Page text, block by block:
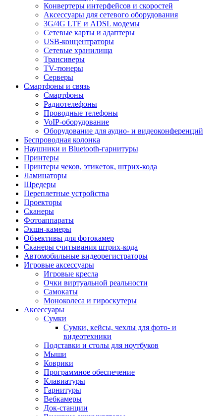
Конвертеры интерфейсов и скоростей
Аксессуары для сетевого оборудования
3G/4G LTE и ADSL модемы
Сетевые карты и адаптеры
USB-концентраторы
Сетевые хранилища
Трансиверы
TV-тюнеры
Серверы
Смартфоны и связь
Смартфоны
Радиотелефоны
Проводные телефоны
VoIP-оборудование
Оборудование для аудио- и видеоконференций
Беспроводная колонка
Наушники и Bluetooth-гарнитуры
Принтеры
Принтеры чеков, этикеток, штрих-кода
Ламинаторы
Шредеры
Переплетные устройства
Проекторы
Сканеры
Фотоаппараты
Экшн-камеры
Объективы для фотокамер
Сканеры считывания штрих-кода
Автомобильные видеорегистраторы
Игровые аксессуары
Игровые кресла
Очки виртуальной реальности
Самокаты
Моноколеса и гироскутеры
Аксессуары
Сумки
Сумки, кейсы, чехлы для фото- и
видеотехники
Подставки и столы для ноутбуков
Мыши
Коврики
Программное обеспечение
Клавиатуры
Гарнитуры
Вебкамеры
Док-станции